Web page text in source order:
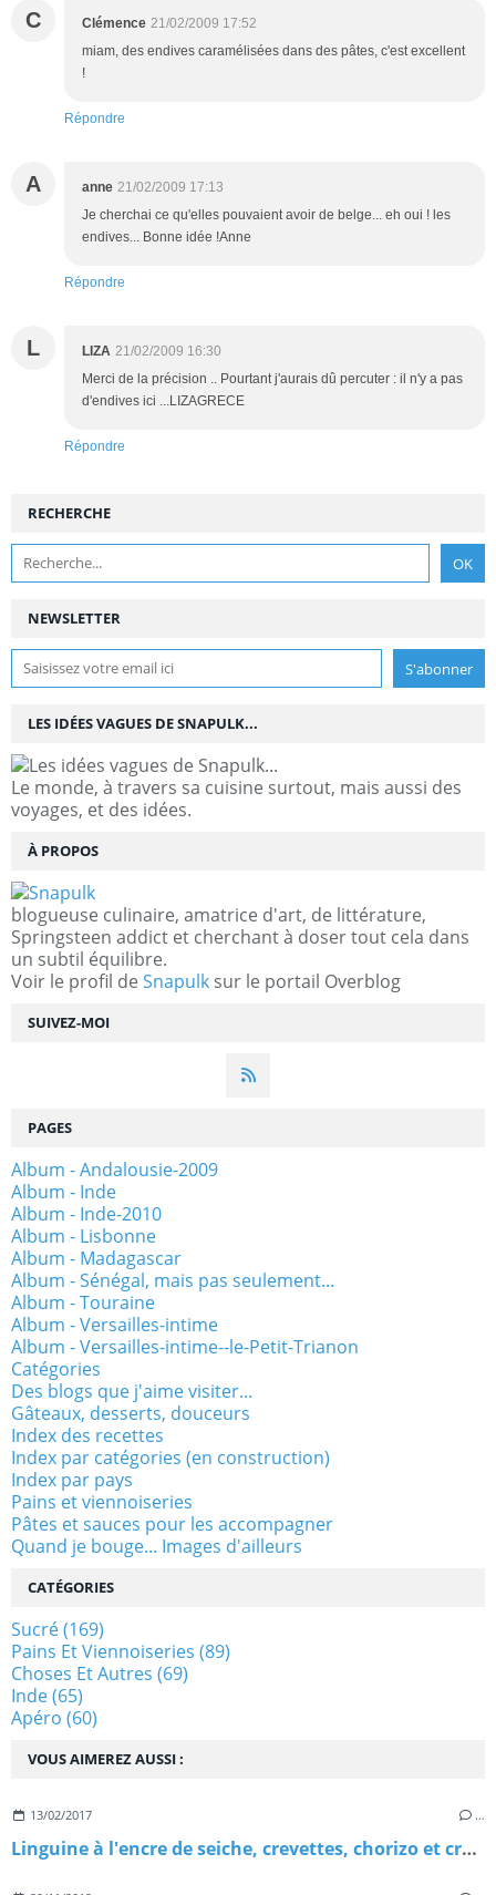
C Clémence 21/02/2009 17:52
miam, des endives caramélisées dans des pâtes, c'est excellent
!
Répondre
A anne 21/02/2009 17:13
Je cherchai ce qu'elles pouvaient avoir de belge... eh oui ! les
endives... Bonne idée !Anne
Répondre
L LIZA 21/02/2009 16:30
Merci de la précision .. Pourtant j'aurais dû percuter : il n'y a pas
d'endives ici ...LIZAGRECE
Répondre
NEWSLETTER
SUIVEZ-MOI
RECHERCHE
LES IDÉES VAGUES DE SNAPULK...
Le monde, à travers sa cuisine surtout, mais aussi des
voyages, et des idées.
À PROPOS
blogueuse culinaire, amatrice d'art, de littérature,
Springsteen addict et cherchant à doser tout cela dans
un subtil équilibre.
Voir le profil de Snapulk sur le portail Overblog
VOUS AIMEREZ AUSSI :
13/02/2017 …
Linguine à l'encre de seiche, crevettes, chorizo et crème de parmesan, pour réveiller la St Valentin!
PAGES
Album - Andalousie-2009
Album - Inde
Album - Inde-2010
Album - Lisbonne
Album - Madagascar
Album - Sénégal, mais pas seulement...
Album - Touraine
Album - Versailles-intime
Album - Versailles-intime--le-Petit-Trianon
Catégories
Des blogs que j'aime visiter...
Gâteaux, desserts, douceurs
Index des recettes
Index par catégories (en construction)
Index par pays
Pains et viennoiseries
Pâtes et sauces pour les accompagner
Quand je bouge... Images d'ailleurs
CATÉGORIES
Sucré(169)
Pains Et Viennoiseries (89)
Choses Et Autres (69)
Inde(65)
Apéro (60)